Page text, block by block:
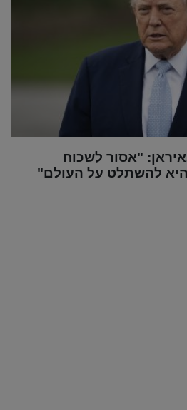
"אסור לשכוח
להשתלט על העולם"